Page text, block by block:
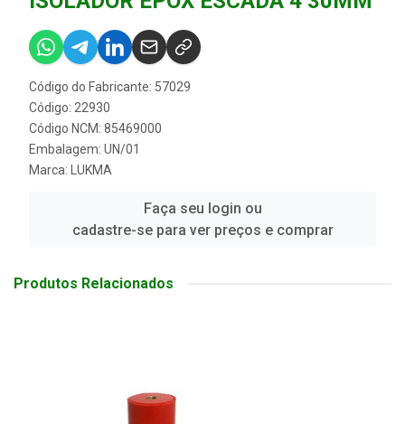
Código do Fabricante: 57029
Código: 22930
Código NCM: 85469000
Embalagem: UN/01
Marca:
LUKMA
Faça seu login ou
cadastre-se para ver preços e comprar
Produtos Relacionados